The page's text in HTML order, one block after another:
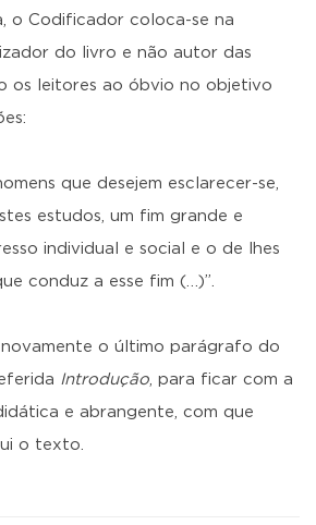
o Codificador coloca-se na
do livro e não autor das
os leitores ao óbvio no objetivo
que desejem esclarecer-se,
estudos, um fim grande e
individual e social e o de lhes
conduz a esse fim (…)”.
o último parágrafo do
Introdução, para ficar com a
e abrangente, com que
o texto.